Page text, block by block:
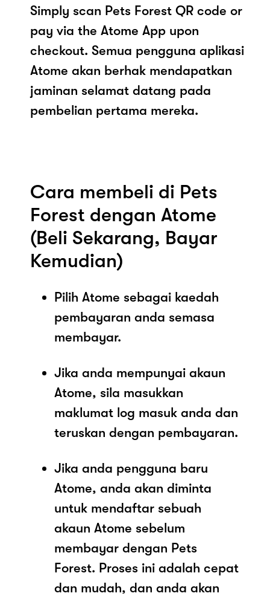
Simply scan Pets Forest QR code or
pay via the Atome App upon
checkout. Semua pengguna aplikasi
Atome akan berhak mendapatkan
jaminan selamat datang pada
pembelian pertama mereka.
Cara membeli di Pets
Forest dengan Atome
(Beli Sekarang, Bayar
Kemudian)
Pilih Atome sebagai kaedah
pembayaran anda semasa
membayar.
Jika anda mempunyai akaun
Atome, sila masukkan
maklumat log masuk anda dan
teruskan dengan pembayaran.
Jika anda pengguna baru
Atome, anda akan diminta
untuk mendaftar sebuah
akaun Atome sebelum
membayar dengan Pets
Forest. Proses ini adalah cepat
dan mudah, dan anda akan